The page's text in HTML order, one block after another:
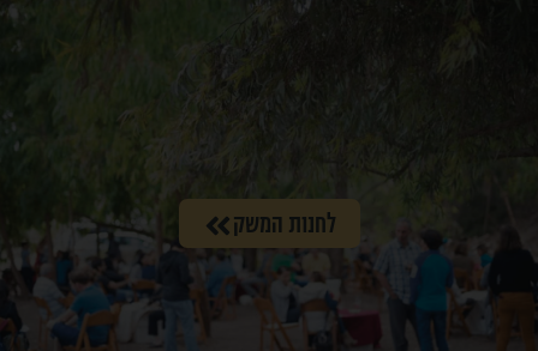
לחנות המשק